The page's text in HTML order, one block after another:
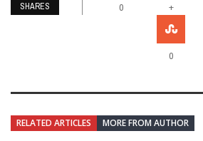
SHARES 0 +
0
RELATED ARTICLES MORE FROM AUTHOR